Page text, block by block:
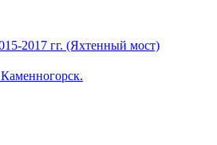
2017 гг. (Яхтенный мост)